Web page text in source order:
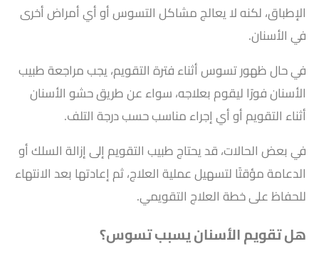
الإطباق، لكنه لا يعالج مشاكل التسوس أو أي أمراض أخرى
في الأسنان.
في حال ظهور تسوس أثناء فترة التقويم، يجب مراجعة طبيب
الأسنان فورًا ليقوم بعلاجه، سواء عن طريق حشو الأسنان
أثناء التقويم أو أي إجراء مناسب حسب درجة التلف.
في بعض الحالات، قد يحتاج طبيب التقويم إلى إزالة السلك أو
الدعامة مؤقتًا لتسهيل عملية العلاج، ثم إعادتها بعد الانتهاء
للحفاظ على خطة العلاج التقويمي.
هل تقويم الأسنان يسبب تسوس؟